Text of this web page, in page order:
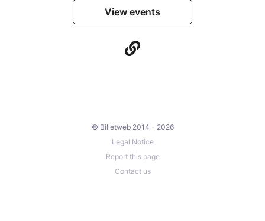
View events
© Billetweb 2014 - 2026
Legal Notice
Report this page
Contact us